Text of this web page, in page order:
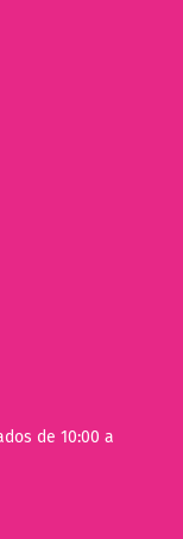
de 10:00 a